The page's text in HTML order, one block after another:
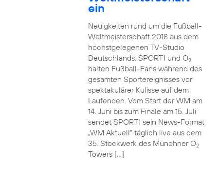
ein
Neuigkeiten rund um die Fußball-
Weltmeisterschaft 2018 aus dem
höchstgelegenen TV-Studio
Deutschlands: SPORT1 und O2
halten Fußball-Fans während des
gesamten Sportereignisses vor
spektakulärer Kulisse auf dem
Laufenden. Vom Start der WM am
14. Juni bis zum Finale am 15. Juli
sendet SPORT1 sein News-Format
„WM Aktuell“ täglich live aus dem
35. Stockwerk des Münchner O2
Towers […]